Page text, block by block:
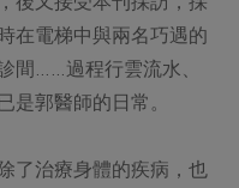
在電梯中與兩名巧遇的
間……過程行雲流水、
是郭醫師的日常。
了治療身體的疾病，也